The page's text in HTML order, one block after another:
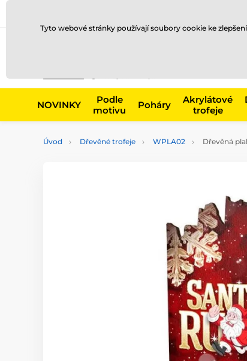
NOVINKY
Podle
motivu
Poháry
Akrylátové
trofeje
Úvod Dřevěné trofeje WPLA02 Dřevěná
Tyto webové stránky používají soubory cookie ke